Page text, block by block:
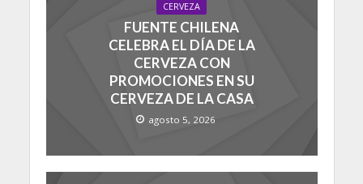
CERVEZA
FUENTE CHILENA
CELEBRA EL DÍA DE LA
CERVEZA CON
PROMOCIONES EN SU
CERVEZA DE LA CASA
agosto 5, 2026